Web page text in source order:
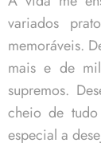
variados
memoráveis.
mais e de
supremos.
cheio de
especial a